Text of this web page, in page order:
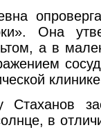
Она
а в
в